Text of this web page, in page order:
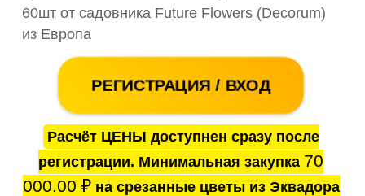
60шт от садовника Future Flowers (Decorum)
из Европа
РЕГИСТРАЦИЯ / ВХОД
Расчёт ЦЕНЫ доступнен сразу после
регистрации. Минимальная закупка 70
000.00 ₽на срезанные цветы из Эквадора